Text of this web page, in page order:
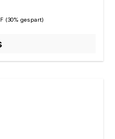
(30% gespart)